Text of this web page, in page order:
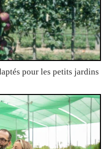
pour les petits jardins